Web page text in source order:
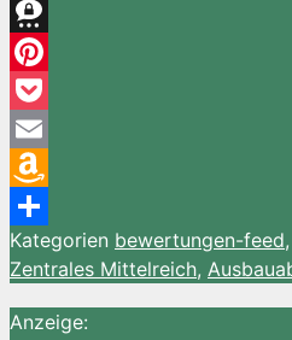
Telegram
Threema
Pinterest
Pocket
Email
Amazon
Wish
List
Teilen
Kategorien bewertungen-feed,
Zentrales Mittelreich,
Anzeige: